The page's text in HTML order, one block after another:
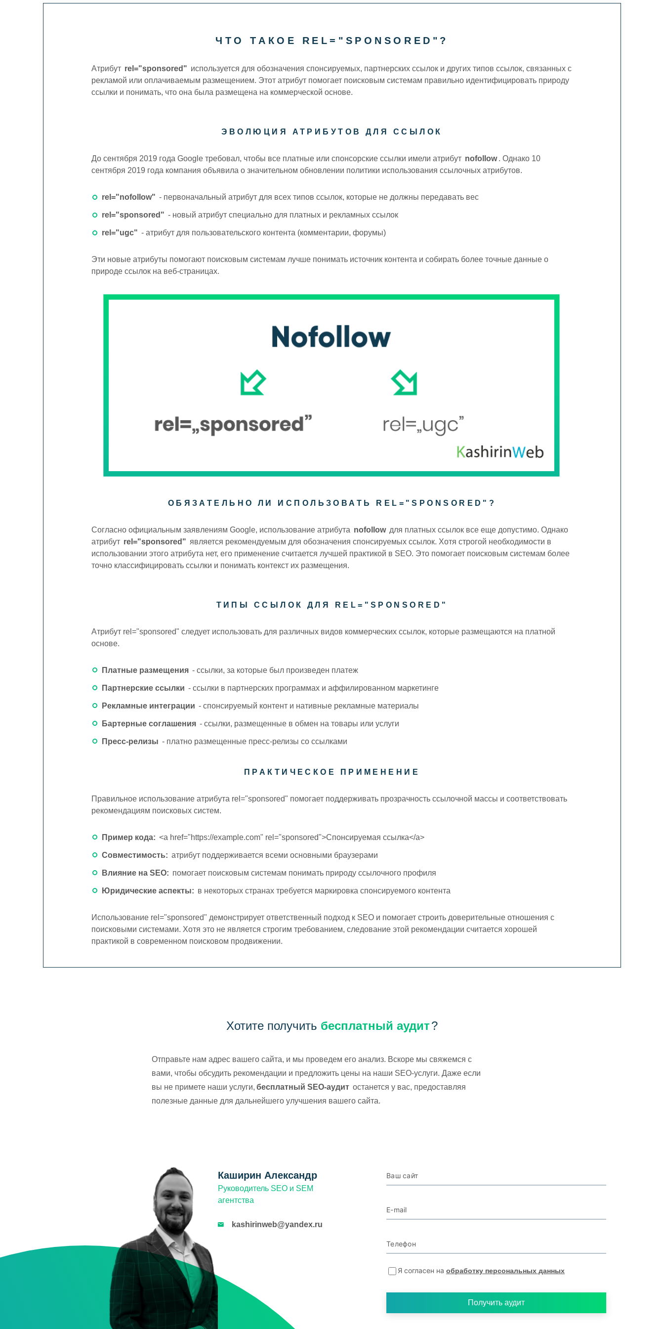
Цена СЕО
SEO Tilda
ЧТО ТАКОЕ REL="SPONSORED"?
Атрибут rel="sponsored" используется для обозначения спонсируемых, партнерских ссылок и других типов ссылок, связанных с
рекламой или оплачиваемым размещением. Этот атрибут помогает поисковым системам правильно идентифицировать природу
ссылки и понимать, что она была размещена на коммерческой основе.
ЭВОЛЮЦИЯ АТРИБУТОВ ДЛЯ ССЫЛОК
До сентября 2019 года Google требовал, чтобы все платные или спонсорские ссылки имели атрибут nofollow . Однако 10
сентября 2019 года компания объявила о значительном обновлении политики использования ссылочных атрибутов.
rel="nofollow" - первоначальный атрибут для всех типов ссылок, которые не должны передавать вес
rel="sponsored" - новый атрибут специально для платных и рекламных ссылок
rel="ugc" - атрибут для пользовательского контента (комментарии, форумы)
Эти новые атрибуты помогают поисковым системам лучше понимать источник контента и собирать более точные данные о
природе ссылок на веб-страницах.
ОБЯЗАТЕЛЬНО ЛИ ИСПОЛЬЗОВАТЬ REL="SPONSORED"?
Согласно официальным заявлениям Google, использование атрибута nofollow для платных ссылок все еще допустимо. Однако
атрибут rel="sponsored" является рекомендуемым для обозначения спонсируемых ссылок. Хотя строгой необходимости в
использовании этого атрибута нет, его применение считается лучшей практикой в SEO. Это помогает поисковым системам более
точно классифицировать ссылки и понимать контекст их размещения.
ТИПЫ ССЫЛОК ДЛЯ REL="SPONSORED"
Атрибут rel="sponsored" следует использовать для различных видов коммерческих ссылок, которые размещаются на платной
основе.
Платные размещения - ссылки, за которые был произведен платеж
Партнерские ссылки - ссылки в партнерских программах и аффилированном маркетинге
Рекламные интеграции - спонсируемый контент и нативные рекламные материалы
Бартерные соглашения - ссылки, размещенные в обмен на товары или услуги
Пресс-релизы - платно размещенные пресс-релизы со ссылками
ПРАКТИЧЕСКОЕ ПРИМЕНЕНИЕ
Правильное использование атрибута rel="sponsored" помогает поддерживать прозрачность ссылочной массы и соответствовать
рекомендациям поисковых систем.
Пример кода: <a href="https://example.com" rel="sponsored">Спонсируемая ссылка</a>
Совместимость: атрибут поддерживается всеми основными браузерами
Влияние на SEO: помогает поисковым системам понимать природу ссылочного профиля
Юридические аспекты: в некоторых странах требуется маркировка спонсируемого контента
Использование rel="sponsored" демонстрирует ответственный подход к SEO и помогает строить доверительные отношения с
поисковыми системами. Хотя это не является строгим требованием, следование этой рекомендации считается хорошей
практикой в современном поисковом продвижении.
Хотите получить бесплатный аудит?
Отправьте нам адрес вашего сайта, и мы проведем его анализ. Вскоре мы свяжемся с
вами, чтобы обсудить рекомендации и предложить цены на наши SEO-услуги. Даже если
вы не примете наши услуги, бесплатный SEO-аудит останется у вас, предоставляя
полезные данные для дальнейшего улучшения вашего сайта.
Ваш сайт
E-mail
Телефон
Я согласен на обработку персональных данных
Получить аудит
Каширин Александр
Руководитель SEO и SEM
агентства
kashirinweb@yandex.ru